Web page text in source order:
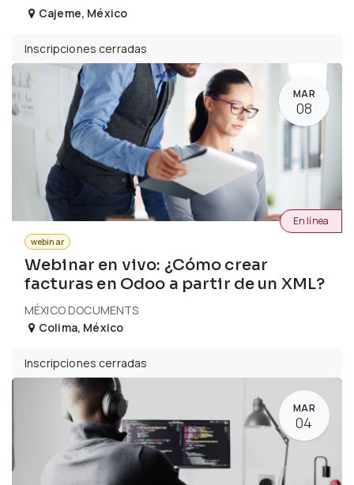
Cajeme, México
Inscripciones cerradas
MAR
08
webinar
Webinar en vivo: ¿Cómo crear
facturas en Odoo a partir de un XML?
MÉXICO DOCUMENTS
En línea
Colima, México
Inscripciones cerradas
MAR
04